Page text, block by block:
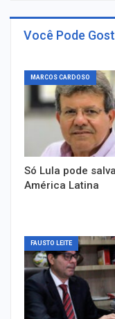
Você Pode
MARCOS CARDOSO
Só Lula pode
América Latina
FAUSTO LEITE